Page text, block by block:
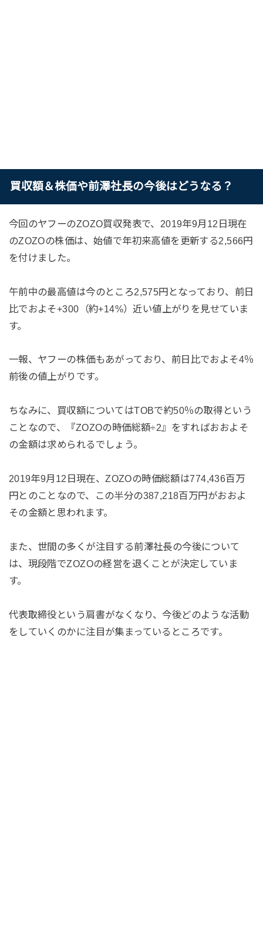
買収額＆株価や前澤社長の今後はどうなる？
今回のヤフーのZOZO買収発表で、2019年9月12日現在
のZOZOの株価は、始値で年初来高値を更新する2,566円
を付けました。
午前中の最高値は今のところ2,575円となっており、前日
比でおよそ+300（約+14%）近い値上がりを見せていま
す。
一報、ヤフーの株価もあがっており、前日比でおよそ4％
前後の値上がりです。
ちなみに、買収額についてはTOBで約50％の取得という
ことなので、『ZOZOの時価総額÷2』をすればおおよそ
の金額は求められるでしょう。
2019年9月12日現在、ZOZOの時価総額は774,436百万
円とのことなので、この半分の387,218百万円がおおよ
その金額と思われます。
また、世間の多くが注目する前澤社長の今後について
は、現段階でZOZOの経営を退くことが決定していま
す。
代表取締役という肩書がなくなり、今後どのような活動
をしていくのかに注目が集まっているところです。